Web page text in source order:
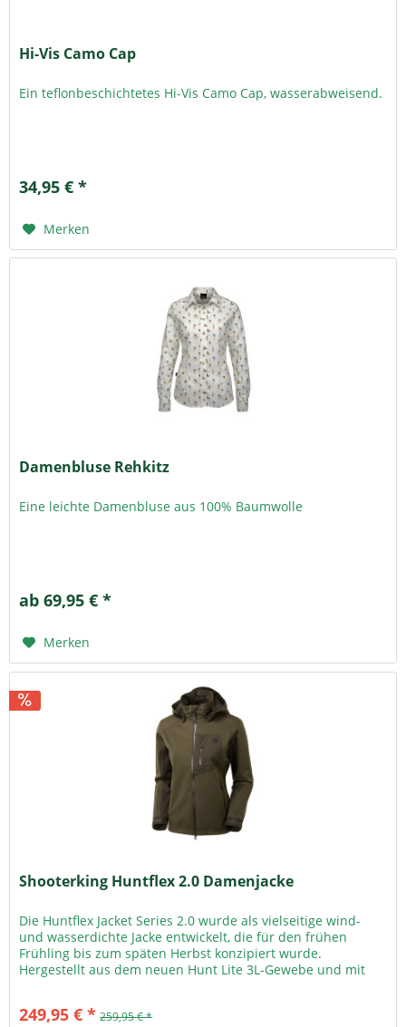
Hi-Vis Camo Cap
Ein teflonbeschichtetes Hi-Vis Camo Cap, wasserabweisend.
34,95 € *
Merken
Damenbluse Rehkitz
Eine leichte Damenbluse aus 100% Baumwolle
ab 69,95 € *
Merken
Shooterking Huntflex 2.0 Damenjacke
Die Huntflex Jacket Series 2.0 wurde als vielseitige wind-
und wasserdichte Jacke entwickelt, die für den frühen
Frühling bis zum späten Herbst konzipiert wurde.
Hergestellt aus dem neuen Hunt Lite 3L-Gewebe und mit
249,95 € * 259,95 € *